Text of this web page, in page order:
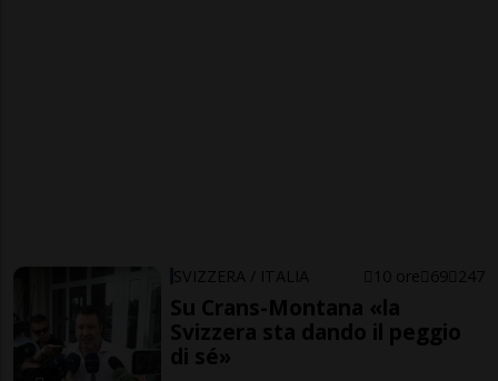
SVIZZERA / ITALIA 10 ore 69 247
Su Crans-Montana «la
Svizzera sta dando il peggio
di sé»